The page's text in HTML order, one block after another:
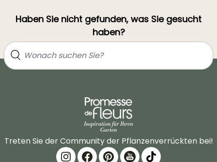
Haben Sie nicht gefunden, was Sie gesucht
haben?
Treten Sie der Community der Pflanzenverrückten bei!